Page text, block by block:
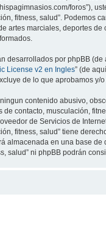
foros”),
fitness, salud”. Podemos
artes marciales, deportes
desarrollados por phpBB (de
License v2 en Ingles” (de
de lo que aprobamos y/
contenido abusivo,
de contacto, musculación,
de Servicios de
fitness, salud” tiene
almacenada en una base de
salud” ni phpBB podrán